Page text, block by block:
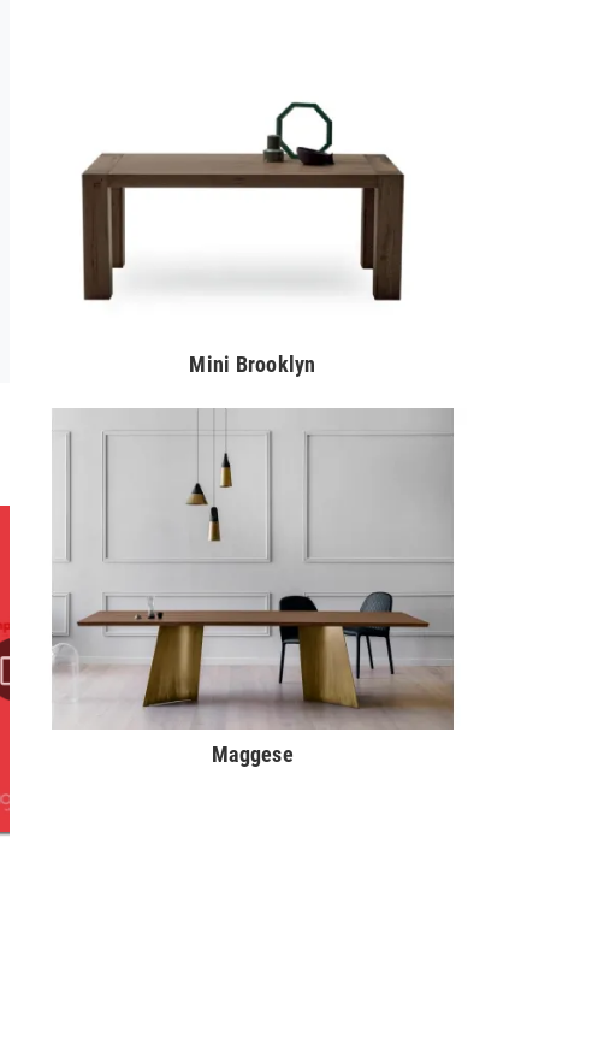
Mini Brooklyn
Maggese